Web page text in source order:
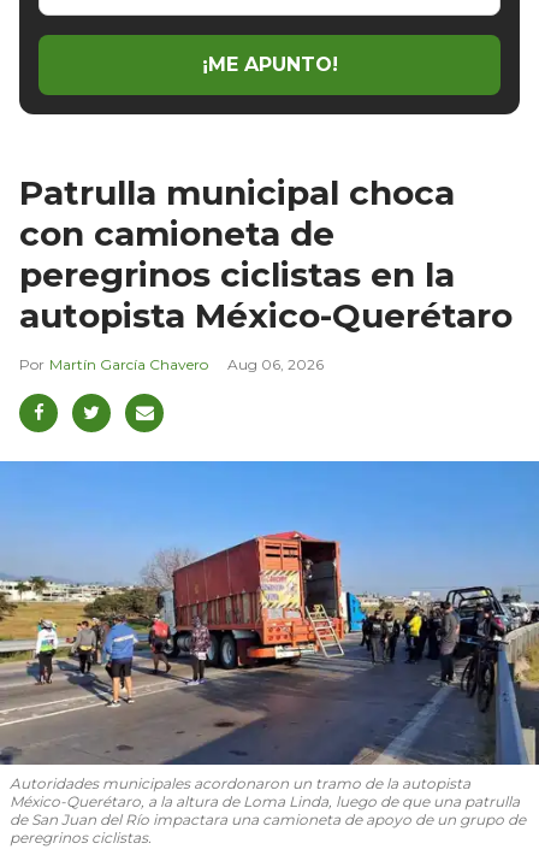
email
¡ME APUNTO!
Patrulla municipal choca
con camioneta de
peregrinos ciclistas en la
autopista México-Querétaro
Martín García Chavero Aug 06, 2026
Autoridades municipales acordonaron un tramo de la autopista
México-Querétaro, a la altura de Loma Linda, luego de que una patrulla
de San Juan del Río impactara una camioneta de apoyo de un grupo de
peregrinos ciclistas.